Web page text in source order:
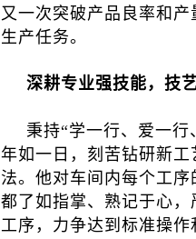
又一次突破产品良率和
生产任务。
深耕专业强技能，技
秉持“学一行、爱一
年如一日，刻苦钻研新
法。他对车间内每个工
都了如指掌、熟记于心
工序，力争达到标准操